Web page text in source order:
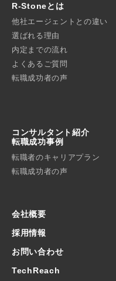
R-Stoneとは
他社エージェントとの違い
選ばれる理由
内定までの流れ
よくあるご質問
転職成功者の声
コンサルタント紹介
転職成功事例
転職者のキャリアプラン
転職成功者の声
会社概要
採用情報
お問い合わせ
TechReach